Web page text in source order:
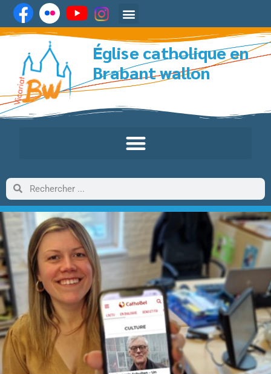
Église catholique en
Brabant wallon